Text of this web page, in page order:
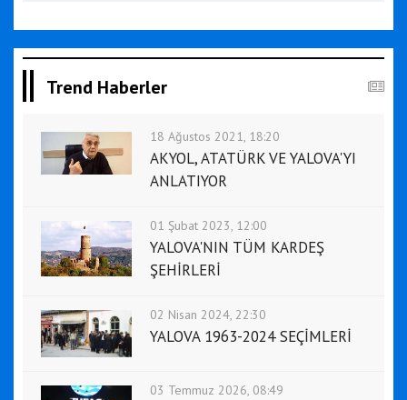
Trend Haberler
18 Ağustos 2021, 18:20
AKYOL, ATATÜRK VE YALOVA'YI
ANLATIYOR
01 Şubat 2023, 12:00
YALOVA'NIN TÜM KARDEŞ
ŞEHİRLERİ
02 Nisan 2024, 22:30
YALOVA 1963-2024 SEÇİMLERİ
03 Temmuz 2026, 08:49